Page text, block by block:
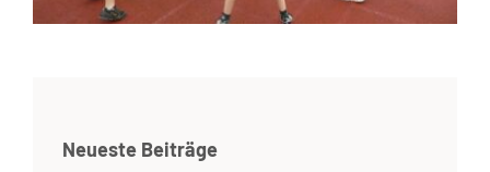
Neueste Beiträge